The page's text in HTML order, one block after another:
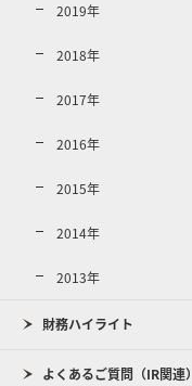
2019年
2018年
2017年
2016年
2015年
2014年
2013年
財務ハイライト
よくあるご質問（IR関連）